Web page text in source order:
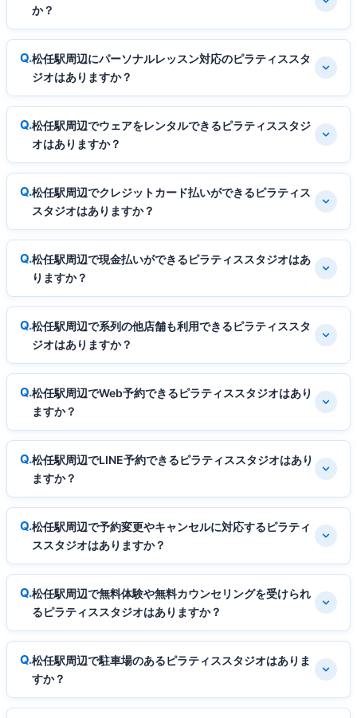
か？
松任駅周辺にパーソナルレッスン対応のピラティススタ
ジオはありますか？
松任駅周辺でウェアをレンタルできるピラティススタジ
オはありますか？
松任駅周辺でクレジットカード払いができるピラティス
スタジオはありますか？
松任駅周辺で現金払いができるピラティススタジオはあ
りますか？
松任駅周辺で系列の他店舗も利用できるピラティススタ
ジオはありますか？
松任駅周辺でWeb予約できるピラティススタジオはあり
ますか？
松任駅周辺でLINE予約できるピラティススタジオはあり
ますか？
松任駅周辺で予約変更やキャンセルに対応するピラティ
ススタジオはありますか？
松任駅周辺で無料体験や無料カウンセリングを受けられ
るピラティススタジオはありますか？
松任駅周辺で駐車場のあるピラティススタジオはありま
すか？